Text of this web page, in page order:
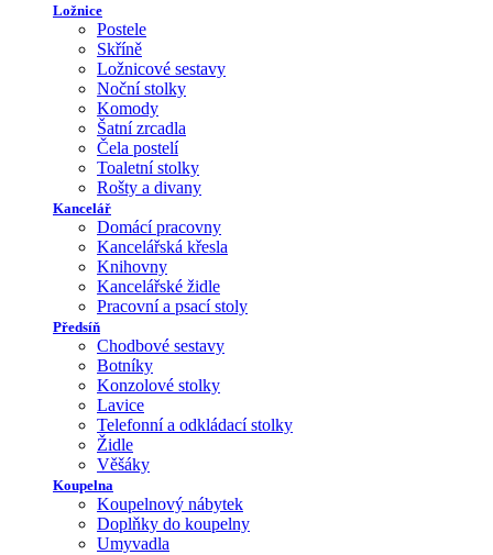
Ložnice
Postele
Skříně
Ložnicové sestavy
Noční stolky
Komody
Šatní zrcadla
Čela postelí
Toaletní stolky
Rošty a divany
Kancelář
Domácí pracovny
Kancelářská křesla
Knihovny
Kancelářské židle
Pracovní a psací stoly
Předsíň
Chodbové sestavy
Botníky
Konzolové stolky
Lavice
Telefonní a odkládací stolky
Židle
Věšáky
Koupelna
Koupelnový nábytek
Doplňky do koupelny
Umyvadla